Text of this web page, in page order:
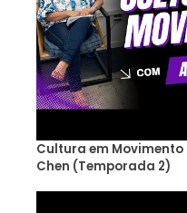
Cultura em
Chen (Temporada 2)